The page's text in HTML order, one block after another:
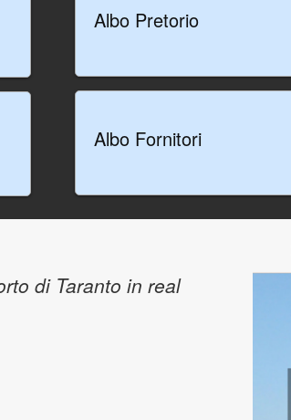
Albo Pretorio
Albo Fornitori
di Taranto in real